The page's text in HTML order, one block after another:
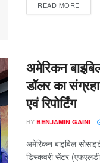
READ MORE
अमेरिकन
डॉलर का
एवं रिपोर्टिंग
BY BENJAMIN GAINI
अमेरिकन बाइबिल
डिस्कवरी सेंटर